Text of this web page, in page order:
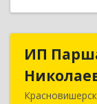
ИП
Красновишерск